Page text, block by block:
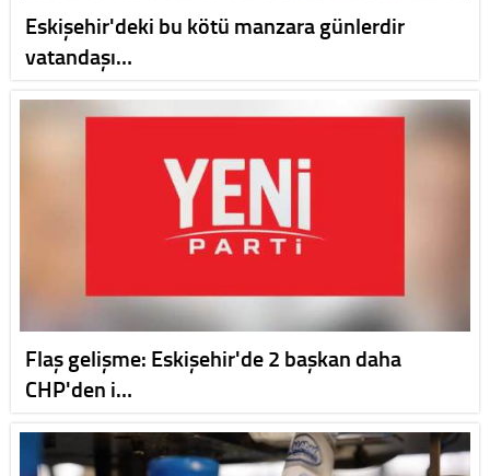
Eskişehir'deki bu kötü manzara günlerdir
vatandaşı…
Flaş gelişme: Eskişehir'de 2 başkan daha
CHP'den i…